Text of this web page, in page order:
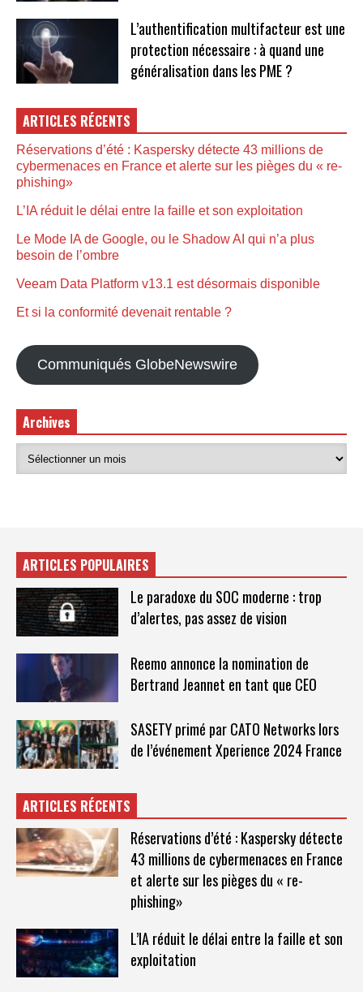
L’authentification multifacteur est une
protection nécessaire : à quand une
généralisation dans les PME ?
ARTICLES RÉCENTS
Réservations d’été : Kaspersky détecte 43 millions de
cybermenaces en France et alerte sur les pièges du « re-
phishing»
L’IA réduit le délai entre la faille et son exploitation
Le Mode IA de Google, ou le Shadow AI qui n’a plus
besoin de l’ombre
Veeam Data Platform v13.1 est désormais disponible
Et si la conformité devenait rentable ?
Communiqués GlobeNewswire
Archives
ARTICLES POPULAIRES
Le paradoxe du SOC moderne : trop
d’alertes, pas assez de vision
Reemo annonce la nomination de
Bertrand Jeannet en tant que CEO
SASETY primé par CATO Networks lors
de l’événement Xperience 2024 France
ARTICLES RÉCENTS
Réservations d’été : Kaspersky détecte
43 millions de cybermenaces en France
et alerte sur les pièges du « re-
phishing»
L’IA réduit le délai entre la faille et son
exploitation